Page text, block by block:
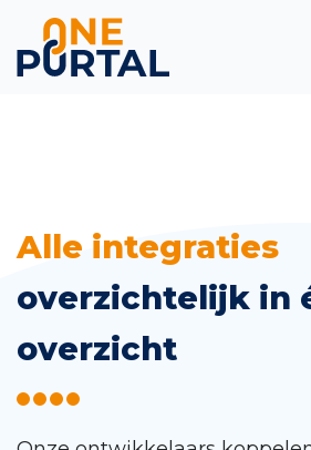
Skip
content
Alle integraties
overzichtelijk in
overzicht